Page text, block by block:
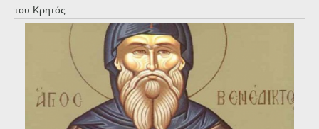
του Κρητός